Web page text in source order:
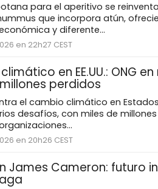
para el aperitivo se
que incorpora atún,
y diferente...
en 22h27 CEST
en EE.UU.: ONG
perdidos
el cambio climático en
desafíos, con miles de
en 20h26 CEST
James Cameron: futuro